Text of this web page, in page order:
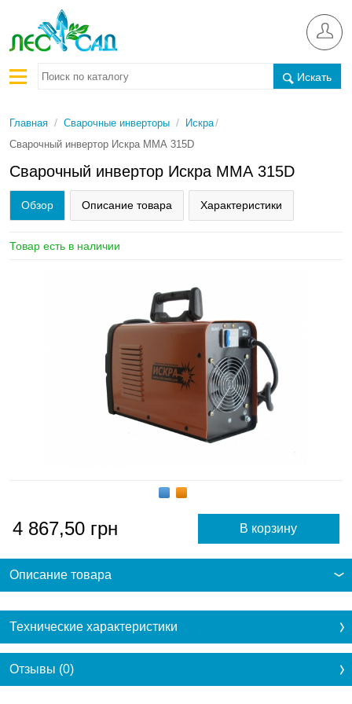
Искать
Главная / Сварочные инверторы / Искра/
Сварочный инвертор Искра ММА 315D
Сварочный инвертор Искра ММА 315D
Обзор Описание товара Характеристики
Товар есть в наличии
4 867,50 грн
Описание товара
Технические характеристики
Отзывы (0)